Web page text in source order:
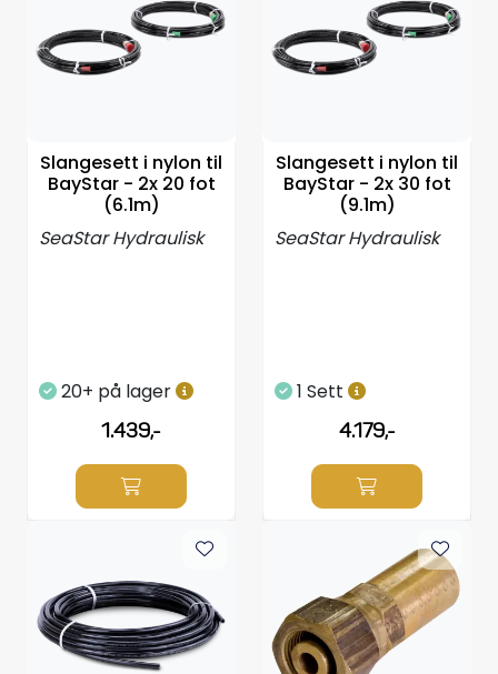
Slangesett i nylon til
BayStar - 2x 20 fot
(6.1m)
SeaStar Hydraulisk
20+ på lager
1.439,-
Slangesett i nylon til
BayStar - 2x 30 fot
(9.1m)
SeaStar Hydraulisk
1 Sett
4.179,-
Servicesett